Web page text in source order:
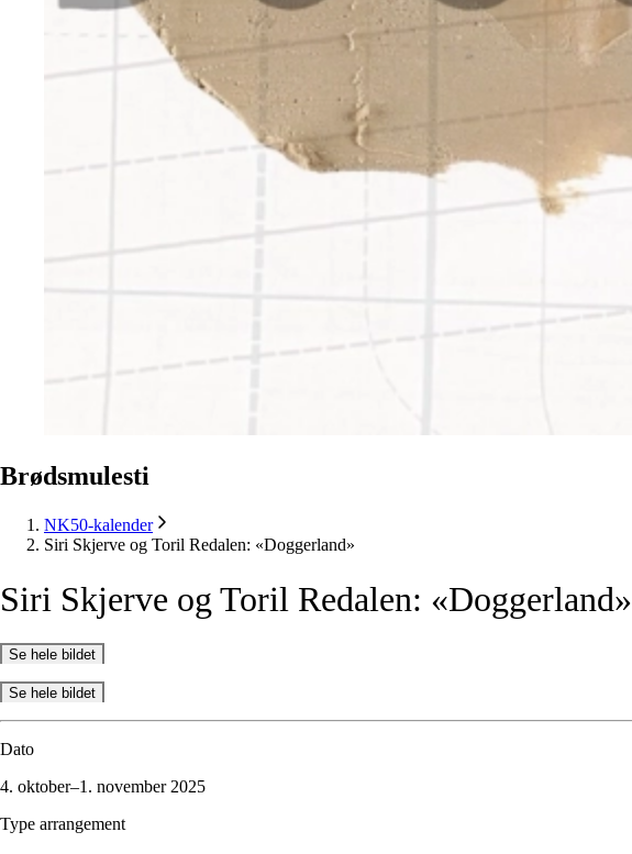
Brødsmulesti
NK50-kalender
Siri Skjerve og Toril Redalen: «Doggerland»
Siri Skjerve og Toril Redalen: «Doggerland»
Se hele bildet
Se hele bildet
Dato
4. oktober–1. november 2025
Type arrangement